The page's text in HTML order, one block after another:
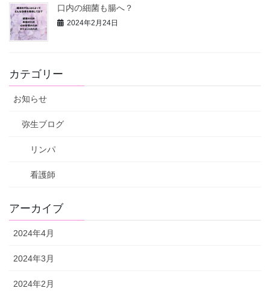
口内の細菌も腸へ？
2024年2月24日
カテゴリー
お知らせ
弥生ブログ
リンパ
看護師
アーカイブ
2024年4月
2024年3月
2024年2月